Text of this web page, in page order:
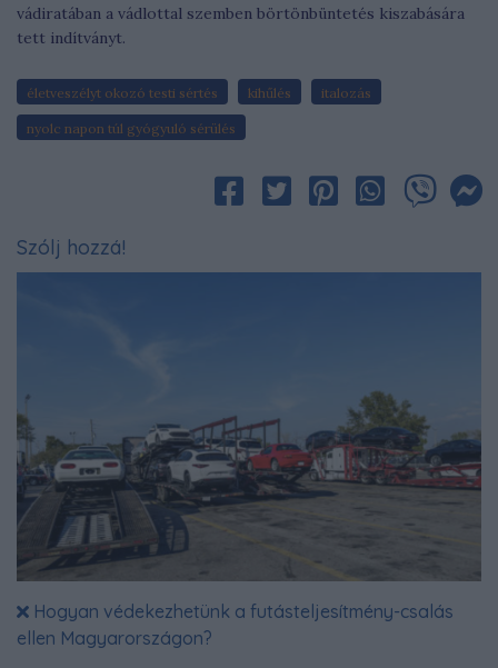
vádiratában a vádlottal szemben börtönbüntetés kiszabására
tett indítványt.
életveszélyt okozó testi sértés kihűlés italozás
nyolc napon túl gyógyuló sérülés
Szólj hozzá!
Hogyan védekezhetünk a futásteljesítmény-csalás
ellen Magyarországon?